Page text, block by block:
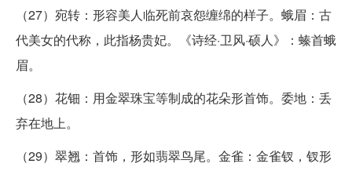
（27）宛转：形容美人临死前哀怨缠绵的样子。蛾眉：古
代美女的代称，此指杨贵妃。《诗经·卫风·硕人》：螓首蛾
眉。
（28）花钿：用金翠珠宝等制成的花朵形首饰。委地：丢
弃在地上。
（29）翠翘：首饰，形如翡翠鸟尾。金雀：金雀钗，钗形